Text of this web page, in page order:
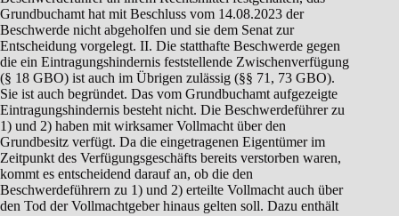
Grundbuchamt hat mit Beschluss vom 14.08.2023 der
Beschwerde nicht abgeholfen und sie dem Senat zur
Entscheidung vorgelegt. II. Die statthafte Beschwerde gegen
die ein Eintragungshindernis feststellende Zwischenverfügung
(§ 18 GBO) ist auch im Übrigen zulässig (§§ 71, 73 GBO).
Sie ist auch begründet. Das vom Grundbuchamt aufgezeigte
Eintragungshindernis besteht nicht. Die Beschwerdeführer zu
1) und 2) haben mit wirksamer Vollmacht über den
Grundbesitz verfügt. Da die eingetragenen Eigentümer im
Zeitpunkt des Verfügungsgeschäfts bereits verstorben waren,
kommt es entscheidend darauf an, ob die den
Beschwerdeführern zu 1) und 2) erteilte Vollmacht auch über
den Tod der Vollmachtgeber hinaus gelten soll. Dazu enthält